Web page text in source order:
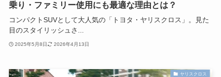
乗り・ファミリー使用にも最適な理由とは？
コンパクトSUVとして大人気の「トヨタ・ヤリスクロス」。見た
目のスタイリッシュさ...
2025年5月8日 2026年4月13日
ヤリスクロス